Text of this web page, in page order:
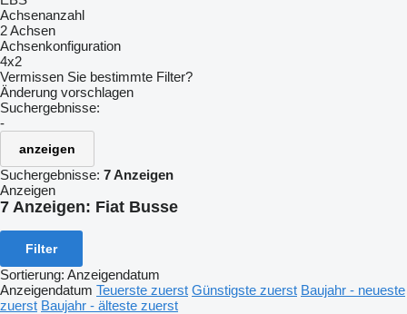
Achsenanzahl
2 Achsen
Achsenkonfiguration
4x2
Vermissen Sie bestimmte Filter?
Änderung vorschlagen
Suchergebnisse:
-
anzeigen
Suchergebnisse: 7 Anzeigen
Anzeigen
7 Anzeigen: Fiat Busse
Filter
Sortierung: Anzeigendatum
Anzeigendatum Teuerste zuerst Günstigste zuerst Baujahr - neueste
zuerst Baujahr - älteste zuerst